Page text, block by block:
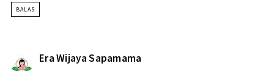
BALAS
Era Wijaya Sapamama